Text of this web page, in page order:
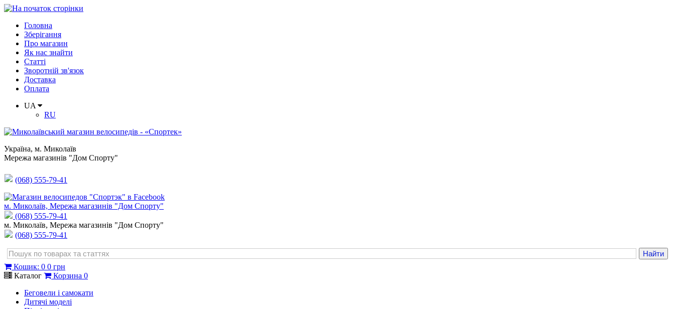
Головна
Зберігання
Про магазин
Як нас знайти
Статті
Зворотній зв'язок
Доставка
Оплата
UA
RU
Україна, м. Миколаїв
Мережа магазинів "Дом Спорту"
(068) 555-79-41
м. Миколаїв, Мережа магазинів "Дом Спорту"
(068) 555-79-41
м. Миколаїв, Мережа магазинів "Дом Спорту"
(068) 555-79-41
Кошик: 0 0 грн
Каталог
Корзина 0
Беговели і самокати
Дитячі моделі